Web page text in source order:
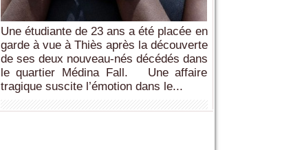
Une étudiante de 23 ans a été placée en
garde à vue à Thiès après la découverte
de ses deux nouveau-nés décédés dans
le quartier Médina Fall. Une affaire
tragique suscite l’émotion dans le...